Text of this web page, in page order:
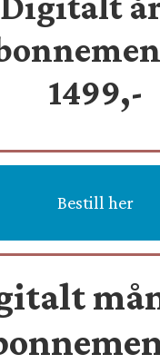
1499,-
Bestill her